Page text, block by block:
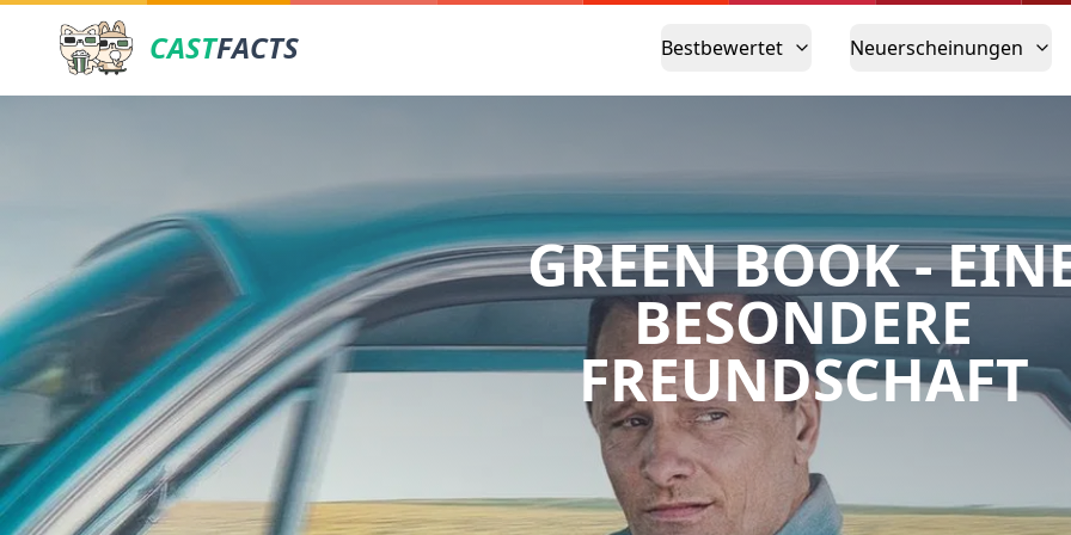
CASTFACTS Bestbewertet Neuerscheinungen
GREEN BOOK -
BESONDERE
FREUNDSCHAFT